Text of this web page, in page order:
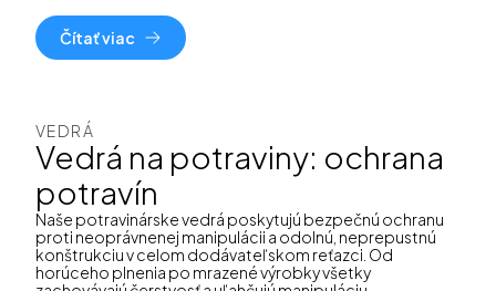
Čítať viac
VEDRÁ
Vedrá na potraviny: ochrana
potravín
Naše potravinárske vedrá poskytujú bezpečnú ochranu
proti neoprávnenej manipulácii a odolnú, neprepustnú
konštrukciu v celom dodávateľskom reťazci. Od
horúceho plnenia po mrazené výrobky všetky